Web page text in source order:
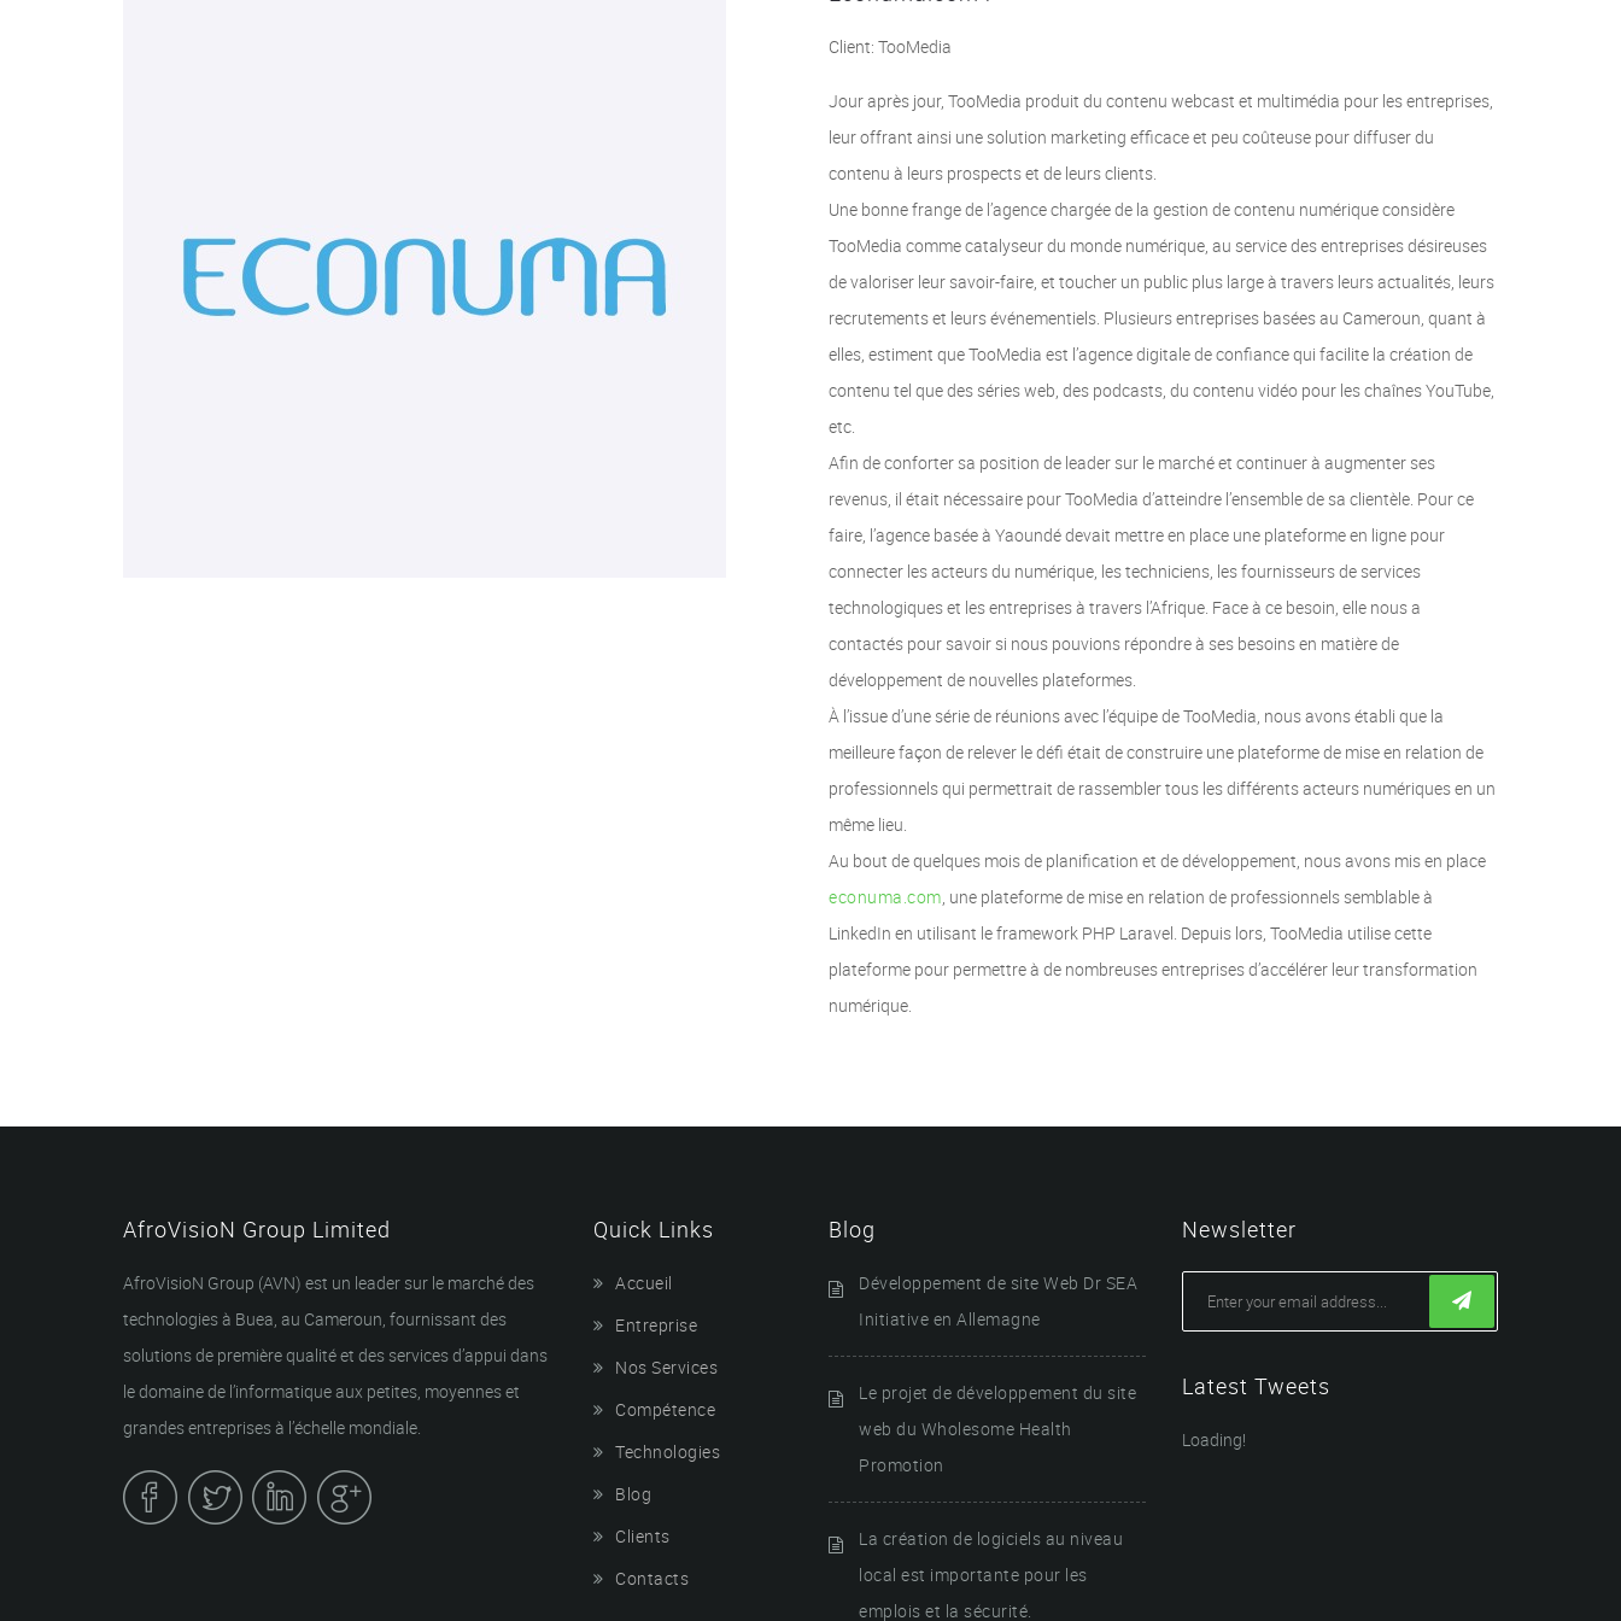
Client: TooMedia
Jour après jour, TooMedia produit du contenu webcast et multimédia pour les entreprises,
leur offrant ainsi une solution marketing efficace et peu coûteuse pour diffuser du
contenu à leurs prospects et de leurs clients.
Une bonne frange de l’agence chargée de la gestion de contenu numérique considère
TooMedia comme catalyseur du monde numérique, au service des entreprises désireuses
de valoriser leur savoir-faire, et toucher un public plus large à travers leurs actualités, leurs
recrutements et leurs événementiels. Plusieurs entreprises basées au Cameroun, quant à
elles, estiment que TooMedia est l’agence digitale de confiance qui facilite la création de
contenu tel que des séries web, des podcasts, du contenu vidéo pour les chaînes YouTube,
etc.
Afin de conforter sa position de leader sur le marché et continuer à augmenter ses
revenus, il était nécessaire pour TooMedia d’atteindre l’ensemble de sa clientèle. Pour ce
faire, l’agence basée à Yaoundé devait mettre en place une plateforme en ligne pour
connecter les acteurs du numérique, les techniciens, les fournisseurs de services
technologiques et les entreprises à travers l’Afrique. Face à ce besoin, elle nous a
contactés pour savoir si nous pouvions répondre à ses besoins en matière de
développement de nouvelles plateformes.
À l’issue d’une série de réunions avec l’équipe de TooMedia, nous avons établi que la
meilleure façon de relever le défi était de construire une plateforme de mise en relation de
professionnels qui permettrait de rassembler tous les différents acteurs numériques en un
même lieu.
Au bout de quelques mois de planification et de développement, nous avons mis en place
econuma.com, une plateforme de mise en relation de professionnels semblable à
LinkedIn en utilisant le framework PHP Laravel. Depuis lors, TooMedia utilise cette
plateforme pour permettre à de nombreuses entreprises d’accélérer leur transformation
numérique.
AfroVisioN Group Limited
AfroVisioN Group (AVN) est un leader sur le marché des
technologies à Buea, au Cameroun, fournissant des
solutions de première qualité et des services d’appui dans
le domaine de l’informatique aux petites, moyennes et
grandes entreprises à l’échelle mondiale.
Quick Links
Accueil
Entreprise
Nos Services
Compétence
Technologies
Blog
Clients
Contacts
Blog
Développement de site Web Dr SEA
Initiative en Allemagne
Le projet de développement du site
web du Wholesome Health
Promotion
La création de logiciels au niveau
local est importante pour les
emplois et la sécurité.
Newsletter
Latest Tweets
Loading!